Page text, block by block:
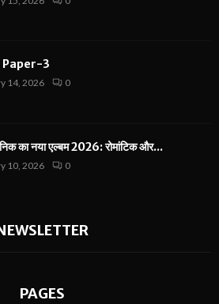
Paper-3
14, 2026 0
का नया एल्बम 2026: रोमांटिक और...
10, 2026 0
PAGES